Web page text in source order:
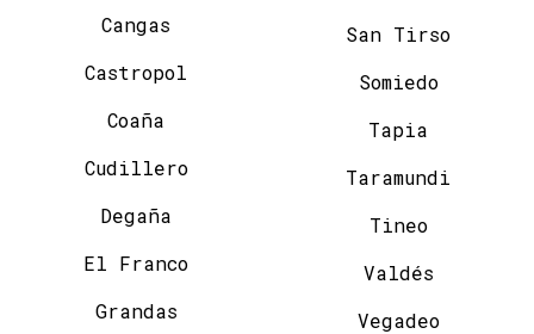
Cangas
Castropol
Coaña
Cudillero
Degaña
El Franco
Grandas
San Tirso
Somiedo
Tapia
Taramundi
Tineo
Valdés
Vegadeo